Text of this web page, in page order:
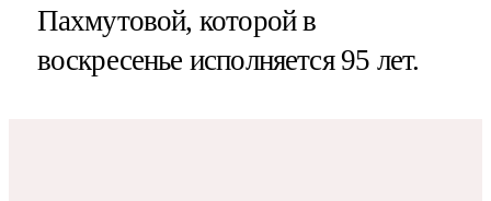
Пахмутовой, которой в
воскресенье исполняется 95 лет.